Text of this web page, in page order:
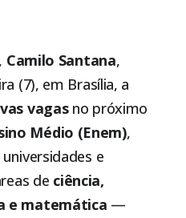
Camilo Santana,
(7), em Brasília, a
vagasno próximo
Médio (Enem),
e
de ciência,
e matemática —